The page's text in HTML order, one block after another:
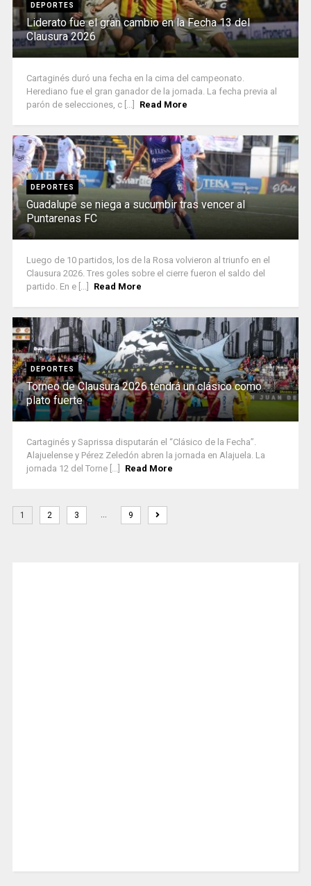
DEPORTES
Liderato fue el gran cambio en la Fecha 13 del
Clausura 2026
Cartaginés duró una fecha en la cima del campeonato.
Herediano fue el gran ganador de la jornada. La fecha previa al
parón de selecciones, c [...]
Read More
DEPORTES
Guadalupe se niega a sucumbir tras vencer al
Puntarenas FC
Luego de 10 partidos, los de la Rosa volvieron al triunfo en el
Clausura 2026. Tres goles sobre el cierre fueron el saldo del
partido. En e [...]
Read More
DEPORTES
Torneo de Clausura 2026 tendrá un clásico como
plato fuerte
Cartaginés y Saprissa disputarán el “Clásico de la Fecha”.
Alajuelense y Pérez Zeledón abren la jornada en Alajuela. La
jornada 12 del Torne [...]
Read More
1 2 3 … 9